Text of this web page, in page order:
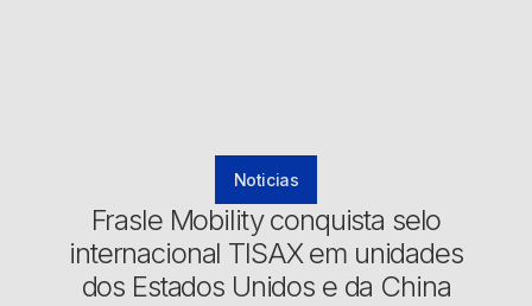
Noticias
Frasle Mobility conquista selo
internacional TISAX em unidades
dos Estados Unidos e da China